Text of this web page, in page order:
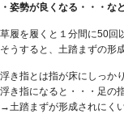
・姿勢が良くなる・・・な
草履を履くと１分間に50回
そうすると、土踏まずの形
浮き指とは指が床にしっか
浮き指になると・・・足の
→土踏まずが形成されにく